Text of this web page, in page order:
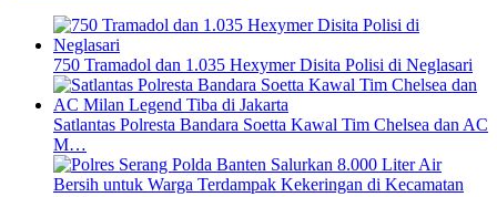
750 Tramadol dan 1.035 Hexymer Disita Polisi di Neglasari
Satlantas Polresta Bandara Soetta Kawal Tim Chelsea dan AC
M…